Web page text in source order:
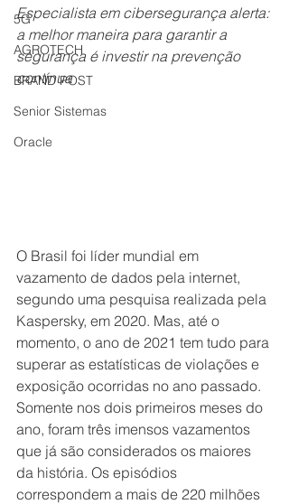
5G
AGROTECH
BRAND POST
Senior Sistemas
Oracle
Especialista em cibersegurança alerta:
a melhor maneira para garantir a
segurança é investir na prevenção
contínua
O Brasil foi líder mundial em
vazamento de dados pela internet,
segundo uma pesquisa realizada pela
Kaspersky, em 2020. Mas, até o
momento, o ano de 2021 tem tudo para
superar as estatísticas de violações e
exposição ocorridas no ano passado.
Somente nos dois primeiros meses do
ano, foram três imensos vazamentos
que já são considerados os maiores
da história. Os episódios
correspondem a mais de 220 milhões